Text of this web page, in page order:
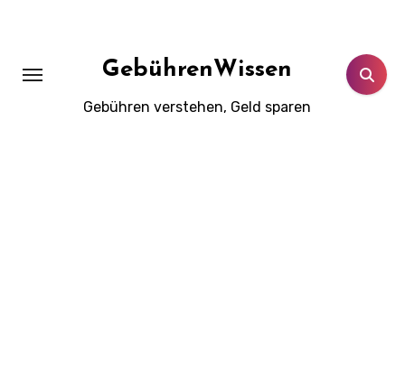
GebührenWissen
Gebühren verstehen, Geld sparen